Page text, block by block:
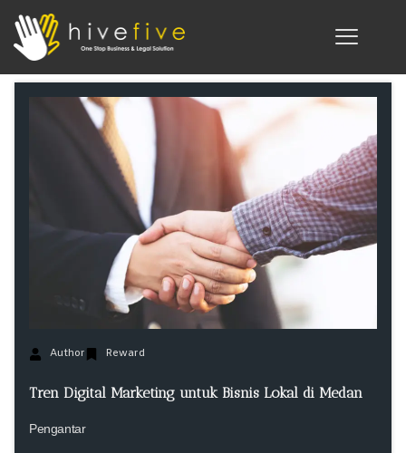
Author Reward
Tren Digital Marketing untuk Bisnis Lokal di Medan
Pengantar